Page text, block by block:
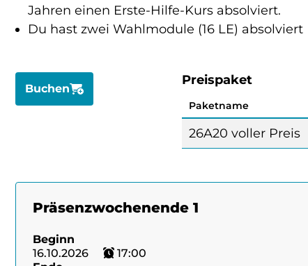
Jahren einen Erste-Hilfe-Kurs absolviert.
Du hast zwei Wahlmodule (16 LE) absolviert
Buchen
Preispaket
Paketname
26A20 voller Preis
Präsenzwochenende 1
Beginn
16.10.2026
17:00